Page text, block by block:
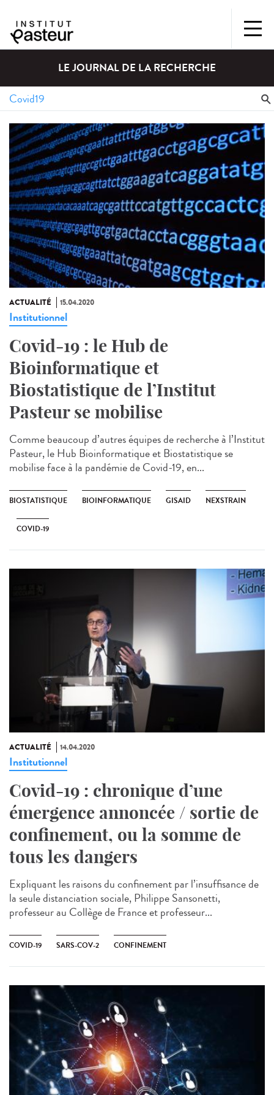
LE JOURNAL DE LA RECHERCHE
ACTUALITÉ 15.04.2020
Institutionnel
Covid-19 : le Hub de
Bioinformatique et
Biostatistique de l’Institut
Pasteur se mobilise
Comme beaucoup d’autres équipes de recherche à l’Institut
Pasteur, le Hub Bioinformatique et Biostatistique se
mobilise face à la pandémie de Covid-19, en...
BIOSTATISTIQUE BIOINFORMATIQUE GISAID NEXSTRAIN
COVID-19
ACTUALITÉ 14.04.2020
Institutionnel
Covid-19 : chronique d’une
émergence annoncée / sortie de
confinement, ou la somme de
tous les dangers
Expliquant les raisons du confinement par l’insuffisance de
la seule distanciation sociale, Philippe Sansonetti,
professeur au Collège de France et professeur...
COVID-19 SARS-COV-2 CONFINEMENT